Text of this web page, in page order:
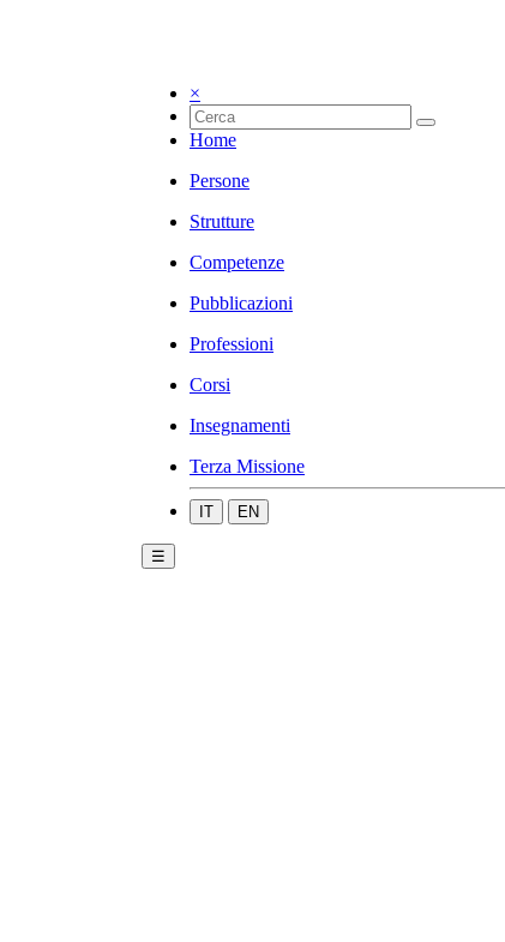
×
Home
Persone
Strutture
Competenze
Pubblicazioni
Professioni
Corsi
Insegnamenti
Terza Missione
IT EN
☰